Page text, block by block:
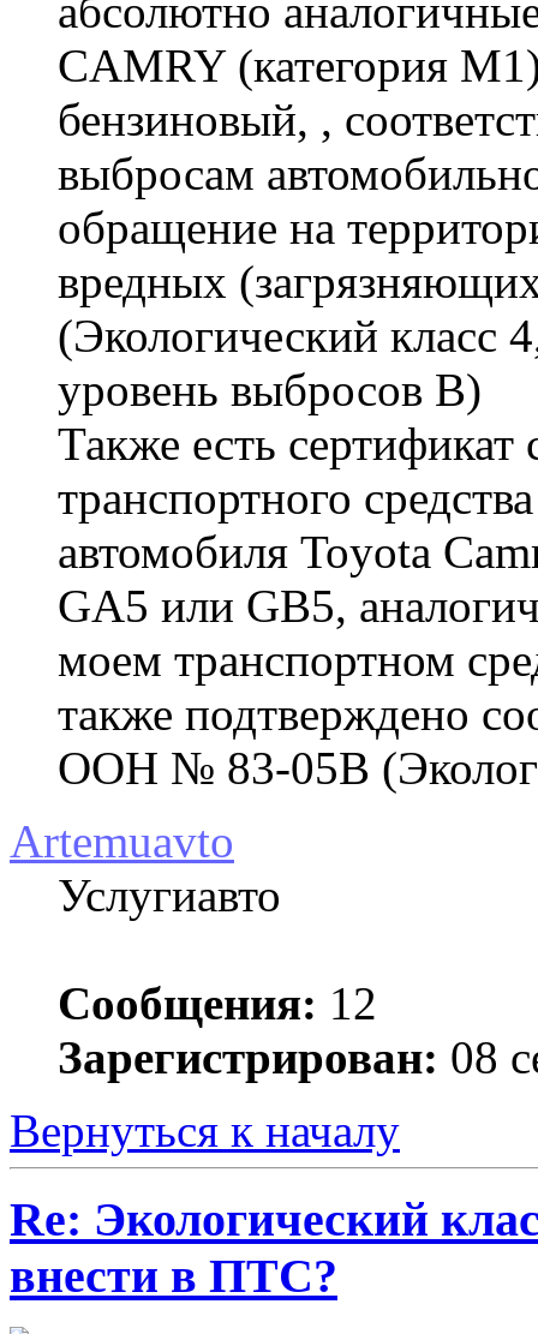
абсолютно
CAMRY (категория
бензиновый, ,
выбросам
обращение на
вредных
(Экологический
уровень выбросов В)
Также есть сертификат
транспортного
автомобиля Toyota
GA5 или GB5,
моем транспортном
также подтверждено
ООН № 83-05В
Artemuavto
Услугиавто
Сообщения: 12
Зарегистрирован: 08
Вернуться к началу
Re: Экологический
внести в ПТС?